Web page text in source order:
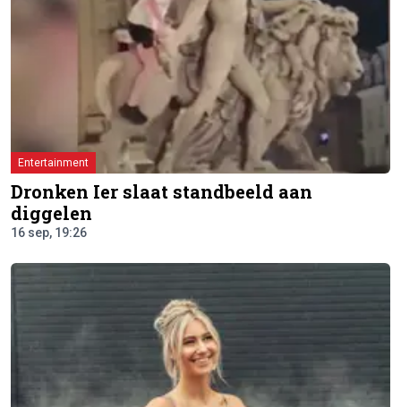
Entertainment
Dronken Ier slaat standbeeld aan
diggelen
16 sep, 19:26